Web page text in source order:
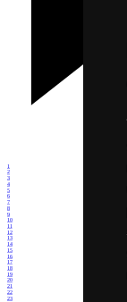
1
2
3
4
5
6
7
8
9
10
11
12
13
14
15
16
17
18
19
20
21
22
23